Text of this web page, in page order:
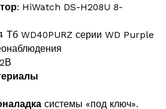
: HiWatch DS-H208U 8-
Тб WD40PURZ серии WD Purple
системы «под ключ».